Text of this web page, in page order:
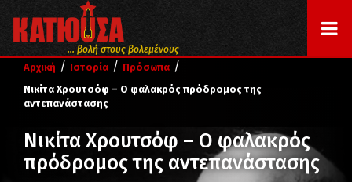
... βολή στους βολεμένους
Αρχική / Ιστορία / Πρόσωπα /
Νικίτα Χρουτσόφ – Ο φαλακρός πρόδρομος της
αντεπανάστασης
Νικίτα Χρουτσόφ – Ο φαλακρός
πρόδρομος της αντεπανάστασης